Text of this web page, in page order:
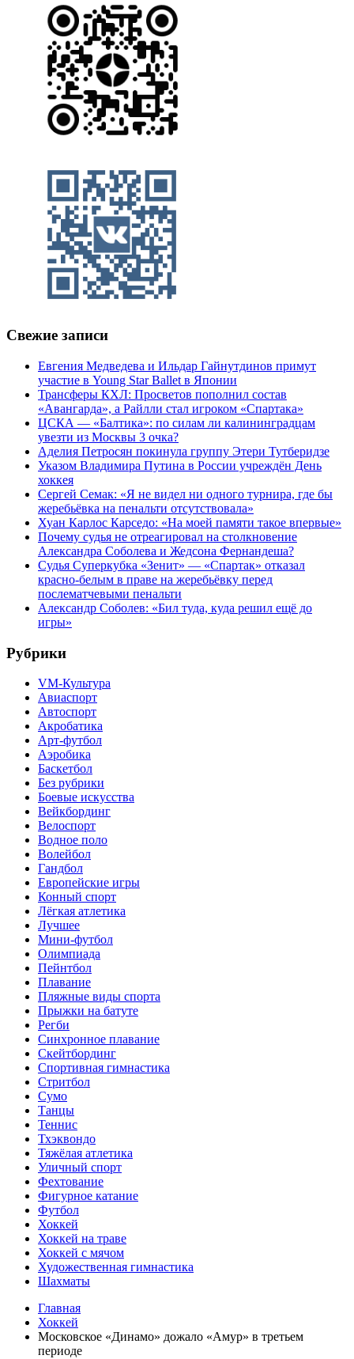
Свежие записи
Евгения Медведева и Ильдар Гайнутдинов примут
участие в Young Star Ballet в Японии
Трансферы КХЛ: Просветов пополнил состав
«Авангарда», а Райлли стал игроком «Спартака»
ЦСКА — «Балтика»: по силам ли калининградцам
увезти из Москвы 3 очка?
Аделия Петросян покинула группу Этери Тутберидзе
Указом Владимира Путина в России учреждён День
хоккея
Сергей Семак: «Я не видел ни одного турнира, где бы
жеребьёвка на пенальти отсутствовала»
Хуан Карлос Карседо: «На моей памяти такое впервые»
Почему судья не отреагировал на столкновение
Александра Соболева и Жедсона Фернандеша?
Судья Суперкубка «Зенит» — «Спартак» отказал
красно-белым в праве на жеребьёвку перед
послематчевыми пенальти
Александр Соболев: «Бил туда, куда решил ещё до
игры»
Рубрики
VM-Культура
Авиаспорт
Автоспорт
Акробатика
Арт-футбол
Аэробика
Баскетбол
Без рубрики
Боевые искусства
Вейкбординг
Велоспорт
Водное поло
Волейбол
Гандбол
Европейские игры
Конный спорт
Лёгкая атлетика
Лучшее
Мини-футбол
Олимпиада
Пейнтбол
Плавание
Пляжные виды спорта
Прыжки на батуте
Регби
Синхронное плавание
Скейтбординг
Спортивная гимнастика
Стритбол
Сумо
Танцы
Теннис
Тхэквондо
Тяжёлая атлетика
Уличный спорт
Фехтование
Фигурное катание
Футбол
Хоккей
Хоккей на траве
Хоккей с мячом
Художественная гимнастика
Шахматы
Главная
Хоккей
Московское «Динамо» дожало «Амур» в третьем
периоде